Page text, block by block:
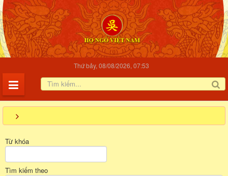
Thứ bảy, 08/08/2026, 07:53
Từ khóa
Tìm kiếm theo